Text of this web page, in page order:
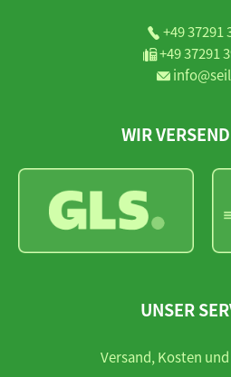
+49 37291
+49 37291
WIR
UNSER
Versand, Kosten